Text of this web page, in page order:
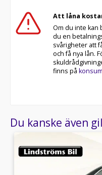
Att låna
Om du inte kan
du en
svårigheter att
och få nya lån.
finns på
Du kanske även